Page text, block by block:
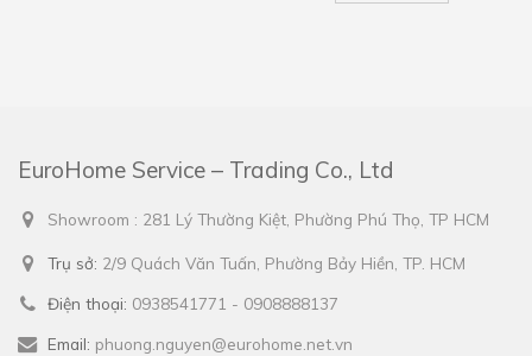
EuroHome Service – Trading Co., Ltd
Showroom : 281 Lý Thường Kiệt, Phường Phú Thọ, TP HCM
Trụ sở: 2/9 Quách Văn Tuấn, Phường Bảy Hiền, TP. HCM
Điện thoại: 0938541771 - 0908888137
Email: phuong.nguyen@eurohome.net.vn